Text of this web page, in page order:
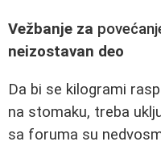
Vežbanje za
neizostavan deo
Da bi se kilogrami
na stomaku, treba
sa foruma su